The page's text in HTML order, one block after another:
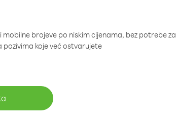
brojeve po niskim cijenama, bez potrebe za
koje već ostvarujete